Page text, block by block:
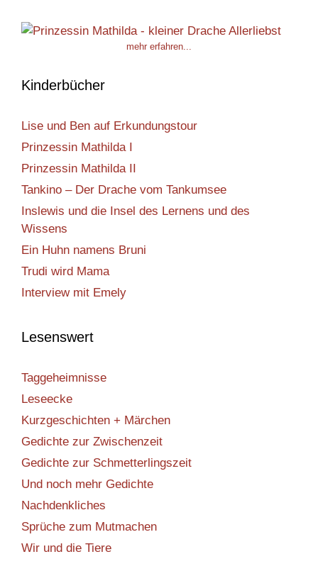
mehr erfahren...
Kinderbücher
Lise und Ben auf Erkundungstour
Prinzessin Mathilda I
Prinzessin Mathilda II
Tankino – Der Drache vom Tankumsee
Inslewis und die Insel des Lernens und des
Wissens
Ein Huhn namens Bruni
Trudi wird Mama
Interview mit Emely
Lesenswert
Taggeheimnisse
Leseecke
Kurzgeschichten + Märchen
Gedichte zur Zwischenzeit
Gedichte zur Schmetterlingszeit
Und noch mehr Gedichte
Nachdenkliches
Sprüche zum Mutmachen
Wir und die Tiere